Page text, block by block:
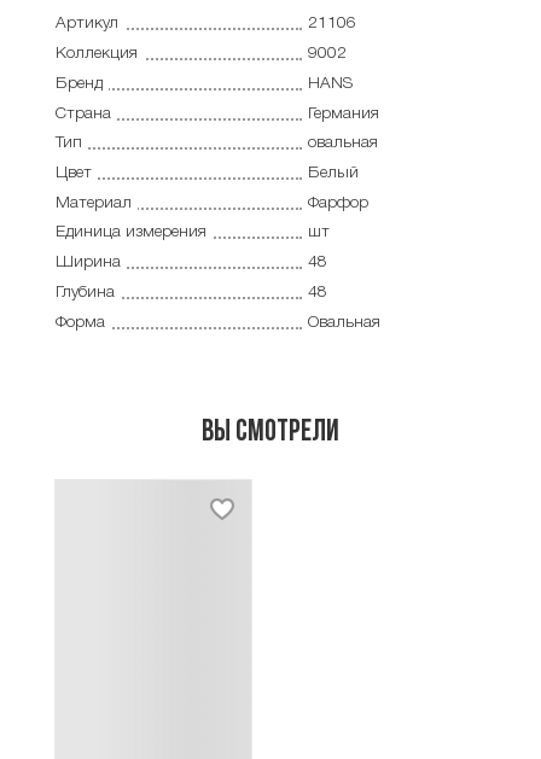
Артикул
21106
Коллекция
9002
Бренд
HANS
Страна
Германия
Тип
овальная
Цвет
Белый
Материал
Фарфор
Единица измерения
шт
Ширина
48
Глубина
48
Форма
Овальная
Вы смотрели